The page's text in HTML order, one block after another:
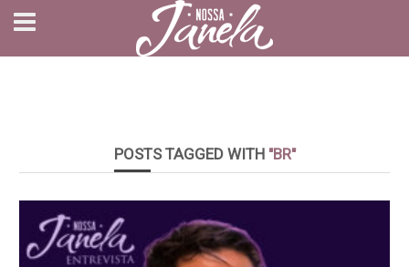
POSTS TAGGED WITH "BR"